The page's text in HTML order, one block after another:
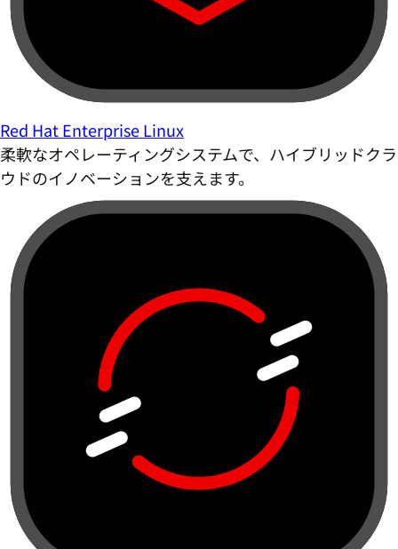
Red Hat Enterprise Linux
柔軟なオペレーティングシステムで、ハイブリッドクラ
ウドのイノベーションを支えます。